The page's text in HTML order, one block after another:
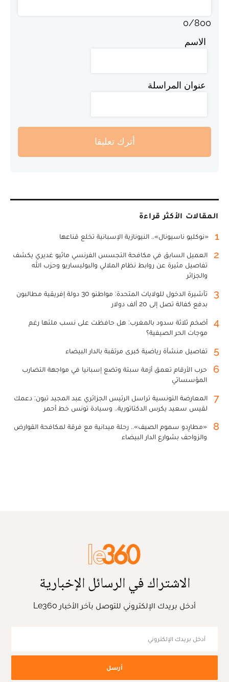
0/800
الاسم
عنوان المراسلة
أترك تعليقا
المقالات الأكثر قراءة
1 «نوكليو ناسيونال».. النيونازية الإسبانية تخلع قناعها
2
العميل السابق في مكافحة التجسس الفرنسي ماثيو غديري يكشف
تفاصيل مثيرة عن روابط نظام الملالي والبوليساريو وحزب الله
والجزائر
3
تأشيرة الدخول للولايات المتحدة: مواطنو 30 دولة إفريقية مطالبون
بدفع كفالة تصل إلى 20 ألف دولار
4
أضخم ثلاثة سدود بالمغرب: هل حافظت على نسب ملئها رغم
موجات الحر الصيفية؟
5 تفاصيل منشأة رياضية كبرى مرتقبة بالدار البيضاء
6
حرب الأرقام تعمق أزمة سبتة وتضع إسبانيا في مواجهة التضارب
المؤسساتي
7
المعارضة التونسية تراسل الرئيس الجزائري عبد المجيد تبون: دعمك
لقيس سعيد يكرس الدكتاتورية.. وسيادة تونس خط أحمر
8
«مطارِدو سموم الصيف».. رحلة ميدانية مع فرقة لمكافحة القوارض
والزواحف بشوارع الدار البيضاء
الاشتراك في الرسائل الإخبارية
أدخل بريدك الإلكتروني للتوصل بآخر الأخبار Le360
أرسل